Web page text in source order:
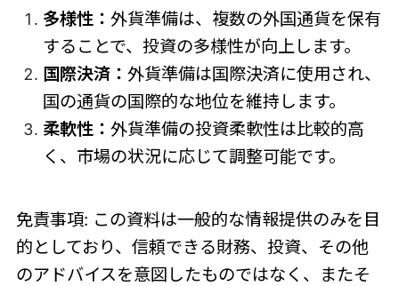
多様性： 外貨準備は、複数の外国通貨を保有
することで、投資の多様性が向上します。
国際決済： 外貨準備は国際決済に使用され、
国の通貨の国際的な地位を維持します。
柔軟性： 外貨準備の投資柔軟性は比較的高
く、市場の状況に応じて調整可能です。
免責事項: この資料は一般的な情報提供のみを目
的としており、信頼できる財務、投資、その他
のアドバイスを意図したものではなく、またそ